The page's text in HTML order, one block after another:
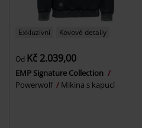
Exkluzivní Kovové detaily
Od Kč 2.039,00
EMP Signature Collection
Powerwolf
Mikina s kapucí